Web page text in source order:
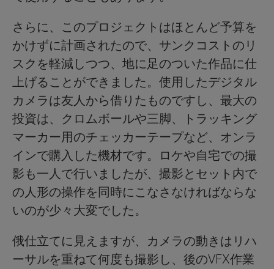
さらに、このプロジェクトはほとんど予算を
かけずに計画されたので、サンクコストのリ
スクを軽減しつつ、地に足のついた作品に仕
上げることができました。使用したデジタル
カメラは友人から借りたものですし、最大の
投資は、クロムボールや三脚、トラッキング
マーカー用のチェッカーテープなど、オンラ
インで購入した機材です。ロケや自宅での撮
影も一人で行いましたが、撮影とセット内で
の人形の操作を同時にこなさなければならな
いのが少々大変でした。
俄仕立てに見えますが、カメラの動きはリハ
ーサルを重ねて何度も撮影し、後のVFX作業